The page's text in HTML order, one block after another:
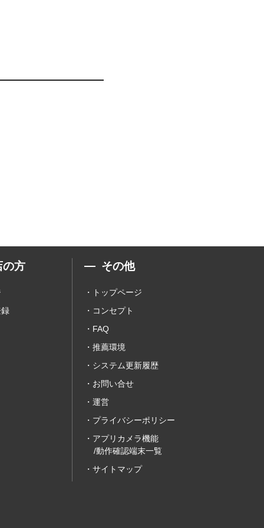
の方 その他
トップページ
コンセプト
FAQ
推薦環境
システム更新履歴
お問い合せ
運営
プライバシーポリシー
アプリカメラ機能
/動作確認端末一覧
サイトマップ